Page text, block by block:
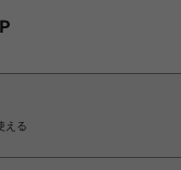
える